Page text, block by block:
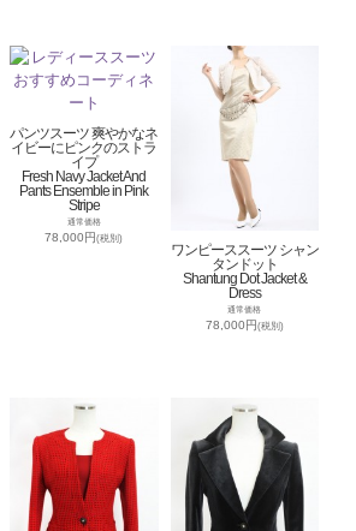
パンツスーツ 爽やかなネ
イビーにピンクのストラ
イプ
Fresh Navy Jacket And
Pants Ensemble in Pink
Stripe
通常価格
78,000円(税別)
ワンピーススーツ シャン
タンドット
Shantung Dot Jacket &
Dress
通常価格
78,000円(税別)